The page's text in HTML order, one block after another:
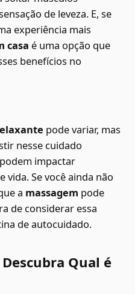
de leveza. E, se
experiência mais
casa é uma opção que
benefícios no
pode variar, mas
nesse cuidado
impactar
vida. Se você ainda não
a massagem pode
de considerar essa
de autocuidado.
Qual é